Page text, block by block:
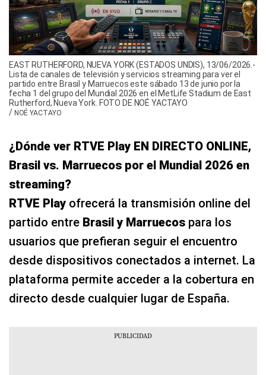
EAST RUTHERFORD, NUEVA YORK (ESTADOS UNDIS), 13/06/2026.-
Lista de canales de televisión y servicios streaming para ver el
partido entre Brasil y Marruecos este sábado 13 de junio por la
fecha 1 del grupo del Mundial 2026 en el MetLife Stadium de East
Rutherford, Nueva York. FOTO DE NOÉ YACTAYO
/ NOÉ YACTAYO
¿Dónde ver RTVE Play EN DIRECTO ONLINE,
Brasil vs. Marruecos por el Mundial 2026 en
streaming?
RTVE Play ofrecerá la transmisión online del
partido entre Brasil y Marruecos para los
usuarios que prefieran seguir el encuentro
desde dispositivos conectados a internet. La
plataforma permite acceder a la cobertura en
directo desde cualquier lugar de España.